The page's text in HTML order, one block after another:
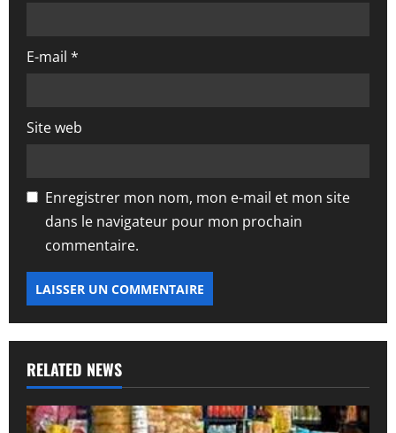
e
E-mail *
Site web
Enregistrer mon nom, mon e-mail et mon site
dans le navigateur pour mon prochain
commentaire.
RELATED NEWS